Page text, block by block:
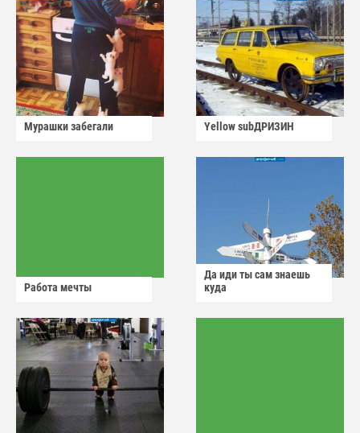
Мурашки забегали Yellow subДРИЗИН
Работа мечты
Да иди ты сам знаешь
куда